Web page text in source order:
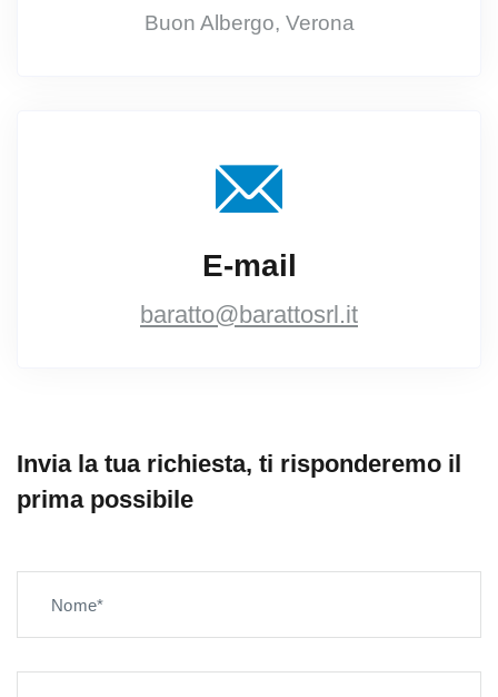
Buon Albergo, Verona
E-mail
baratto@barattosrl.it
Invia la tua richiesta, ti risponderemo il
prima possibile